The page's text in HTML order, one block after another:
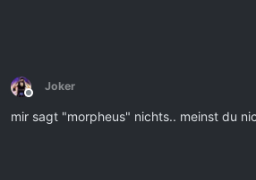
Offline
Joker
mir sagt "morpheus" nichts.. meinst du